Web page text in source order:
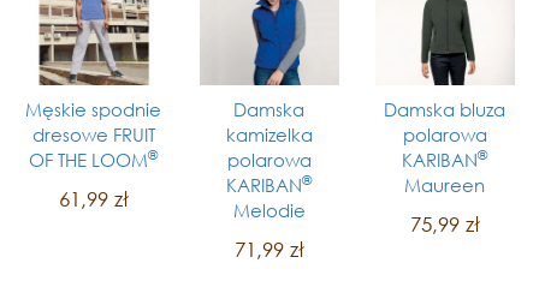
Męskie spodnie
dresowe FRUIT
OF THE LOOM®
61,99 zł
Damska
kamizelka
polarowa
KARIBAN®
Melodie
71,99 zł
Damska bluza
polarowa
KARIBAN®
Maureen
75,99 zł